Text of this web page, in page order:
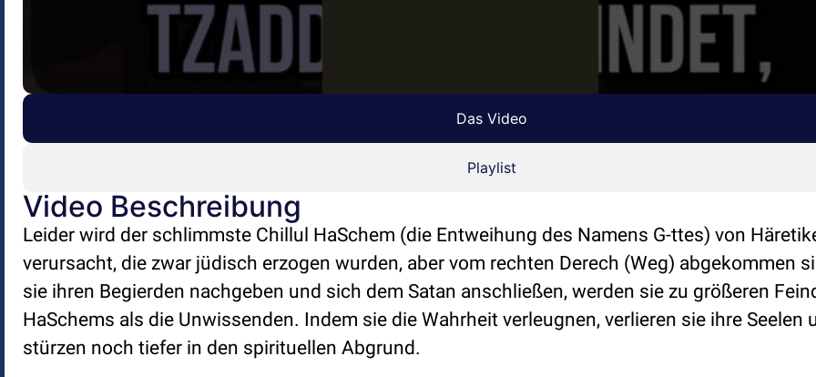
Das Video
Playlist
Video Beschreibung
Leider wird der schlimmste Chillul HaSchem (die Entweihung des Namens G-ttes) von
verursacht, die zwar jüdisch erzogen wurden, aber vom rechten Derech (Weg) abgekommen
sie ihren Begierden nachgeben und sich dem Satan anschließen, werden sie zu größeren
HaSchems als die Unwissenden. Indem sie die Wahrheit verleugnen, verlieren sie ihre Seelen
stürzen noch tiefer in den spirituellen Abgrund.